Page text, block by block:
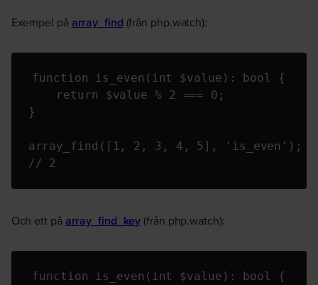
Exempel på array_find (från php.watch):
function is_even(int $value): bool {
    return $value % 2 === 0;
}
array_find([1, 2, 3, 4, 5], 'is_even');
// 2
Och ett på array_find_key (från php.watch):
function is_even(int $value): bool {